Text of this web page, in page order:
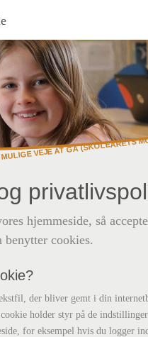
VEJE AT GÅ (SKOLEÅRETS
hjemmeside, så
benytter cookies.
der bliver gemt i din
holder styr på de
for eksempel hvis du logger